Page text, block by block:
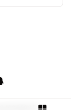
号